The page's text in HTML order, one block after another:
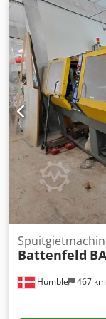
R630/6V,
Dkedpferrv Uwox
Kracht: 4,5 kW
Humble 467 km
Battenfeld